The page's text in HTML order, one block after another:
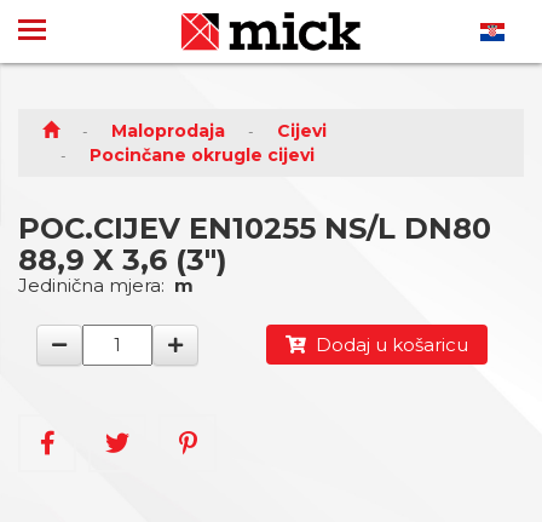
Maloprodaja
Cijevi
Pocinčane okrugle cijevi
POC.CIJEV EN10255 NS/L DN80
88,9 X 3,6 (3")
Jedinična mjera: m
Dodaj u košaricu